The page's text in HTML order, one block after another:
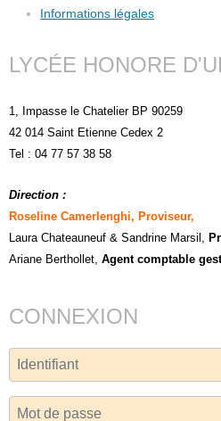
Informations légales
LYCÉE HONORE
1, Impasse le Chatelier BP 90259
42 014 Saint Etienne Cedex 2
Tel : 04 77 57 38 58
Direction :
Roseline Camerlenghi, Proviseur,
Laura Chateauneuf & Sandrine Marsil
Ariane Berthollet, Agent comptable
CONNEXION
Identifiant
Mot de passe